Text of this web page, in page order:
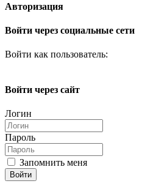
Авторизация
Войти через социальные сети
Войти как пользователь:
Войти через сайт
Логин
Пароль
Запомнить меня